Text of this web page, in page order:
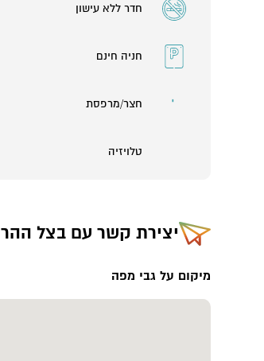
חדר ללא עישון
חניה חינם
חצר/מרפסת
טלויזיה
יצירת קשר עם בצל ההר
מיקום על גבי מפה